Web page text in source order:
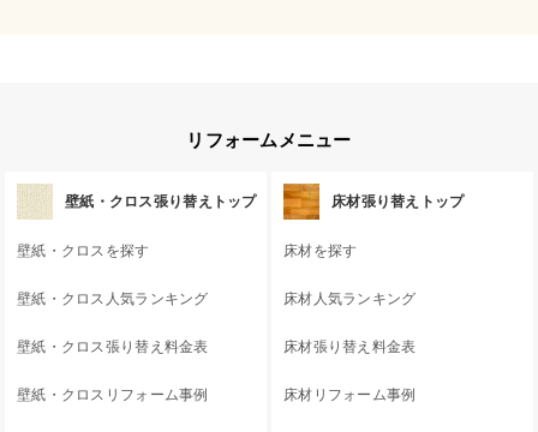
リフォームメニュー
壁紙・クロス張り替えトップ
壁紙・クロスを探す
壁紙・クロス人気ランキング
壁紙・クロス張り替え料金表
壁紙・クロスリフォーム事例
床材張り替えトップ
床材を探す
床材人気ランキング
床材張り替え料金表
床材リフォーム事例